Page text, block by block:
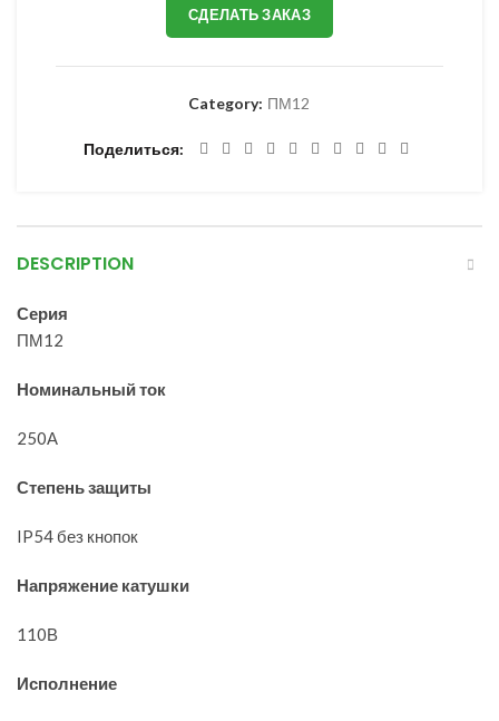
СДЕЛАТЬ ЗАКАЗ
Category: ПМ12
Поделиться
DESCRIPTION
Серия
ПМ12
Номинальный ток
250А
Степень защиты
IP54 без кнопок
Напряжение катушки
110В
Исполнение